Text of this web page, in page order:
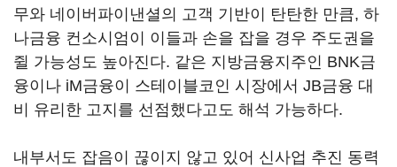
무와 네이버파이낸셜의 고객 기반이 탄탄한 만큼, 하
나금융 컨소시엄이 이들과 손을 잡을 경우 주도권을
쥘 가능성도 높아진다. 같은 지방금융지주인 BNK금
융이나 iM금융이 스테이블코인 시장에서 JB금융 대
비 유리한 고지를 선점했다고도 해석 가능하다.
내부서도 잡음이 끊이지 않고 있어 신사업 추진 동력